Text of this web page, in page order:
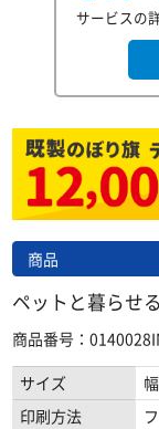
サービスの
商品
ペットと暮らせ
商品番号：
サイズ
印刷方法